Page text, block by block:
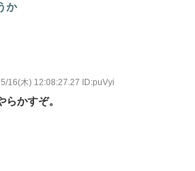
か
16(木) 12:08:27.27 ID:puVyi
かすぞ。